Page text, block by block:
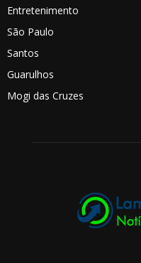
Entretenimento
São Paulo
Santos
Guarulhos
Mogi das Cruzes